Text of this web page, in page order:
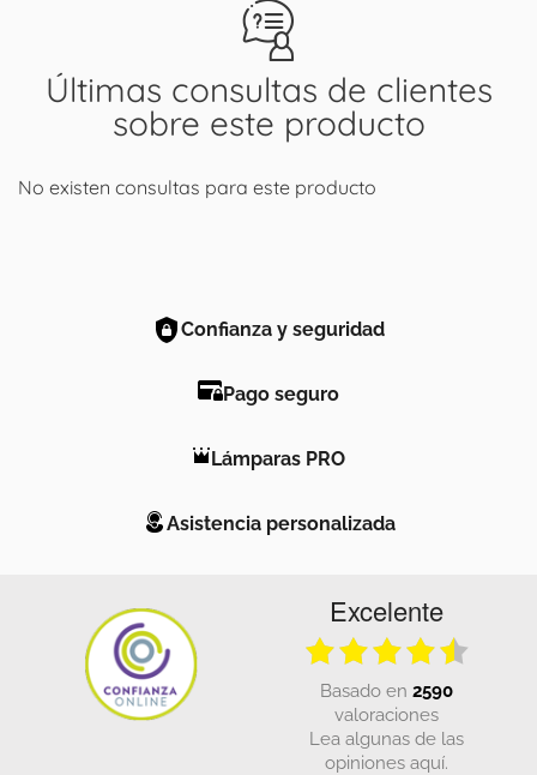
Últimas consultas de clientes
sobre este producto
No existen consultas para este producto
Confianza y seguridad
Pago seguro
Lámparas PRO
Asistencia personalizada
Excelente
basado en 2590
valoraciones
Lea algunas de las
opiniones aquí.